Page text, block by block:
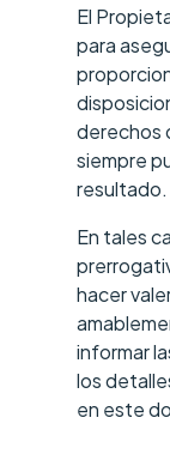
El
para
derechos
siempre
resultado.
En tales
hacer
informar
los
en este